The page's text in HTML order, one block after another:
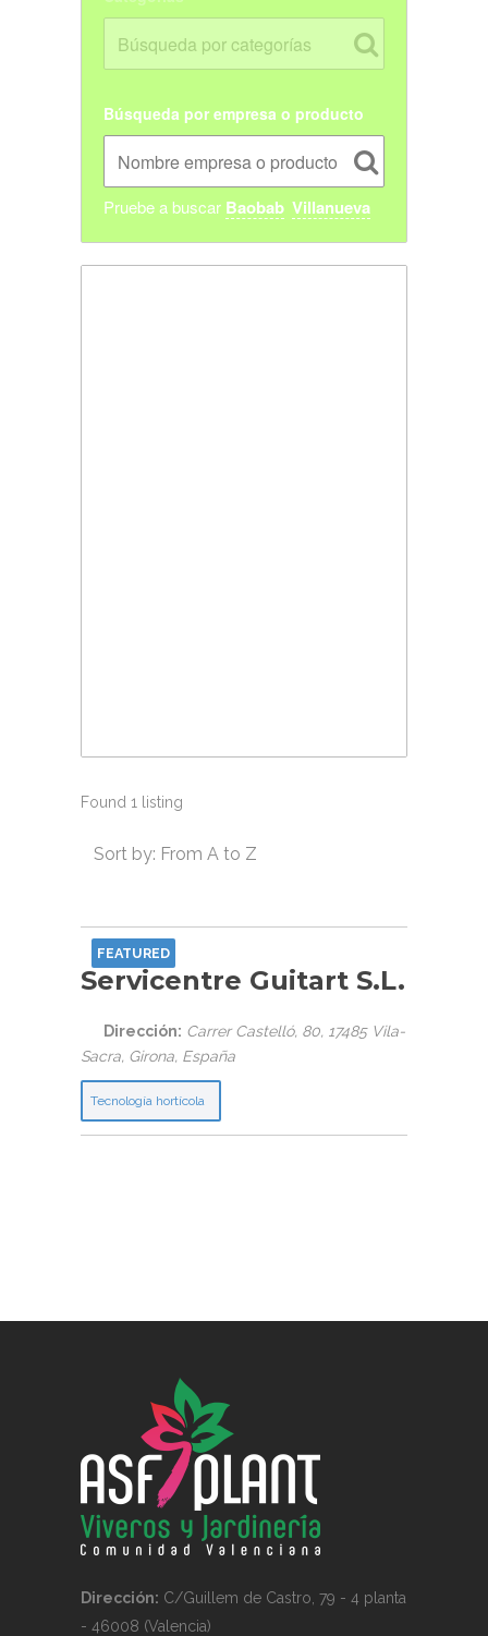
Búsqueda por empresa o producto
Pruebe a buscar Baobab Villanueva
Found 1 listing
Sort by: From A to Z
FEATURED
Servicentre Guitart S.L.
Dirección: Carrer Castelló, 80, 17485 Vila-
Sacra, Girona, España
Tecnología hortícola
Dirección: C/Guillem de Castro, 79 - 4 planta
- 46008 (Valencia)